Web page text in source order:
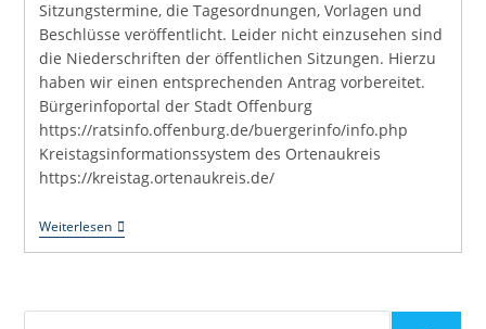
Sitzungstermine, die Tagesordnungen, Vorlagen und
Beschlüsse veröffentlicht. Leider nicht einzusehen sind
die Niederschriften der öffentlichen Sitzungen. Hierzu
haben wir einen entsprechenden Antrag vorbereitet.
Bürgerinfoportal der Stadt Offenburg
https://ratsinfo.offenburg.de/buergerinfo/info.php
Kreistagsinformationssystem des Ortenaukreis
https://kreistag.ortenaukreis.de/
WeiterlesenInformationen
Aus